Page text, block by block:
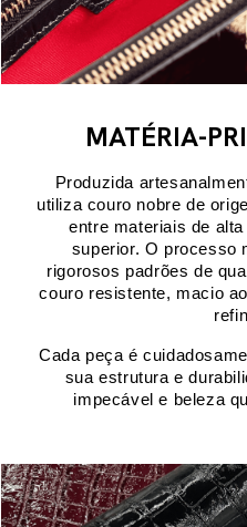
MATÉRIA-
Produzida
utiliza couro nobre de
entre materiais de
superior. O processo
rigorosos padrões de
couro resistente, macio
Cada peça é
sua estrutura e
impecável e beleza